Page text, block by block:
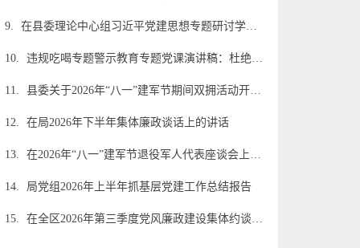
9. 在县委理论中心组习近平党建思想专题研讨学习会上的发言材料汇编5篇
10. 违规吃喝专题警示教育专题党课演讲稿：杜绝“舌尖上的腐败”敲响清正廉洁警钟
11. 县委关于2026年“八一”建军节期间双拥活动开展情况的总结
12. 在局2026年下半年集体廉政谈话上的讲话
13. 在2026年“八一”建军节退役军人代表座谈会上的讲话
14. 局党组2026年上半年抓基层党建工作总结报告
15. 在全区2026年第三季度党风廉政建设集体约谈暨警示教育的讲话